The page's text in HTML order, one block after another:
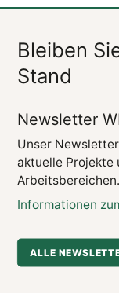
Bleiben
Stand
Newsletter
Unser
aktuelle Projekte
Arbeitsbereichen.
Informationen
ALLE